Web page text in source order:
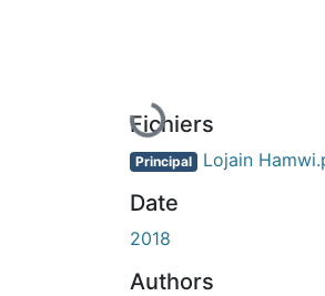
En cours de chargement...
Fichiers
Principal Lojain
Date
2018
Authors